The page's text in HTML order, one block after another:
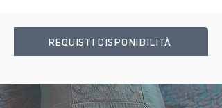
REQUISTI DISPONIBILITÀ